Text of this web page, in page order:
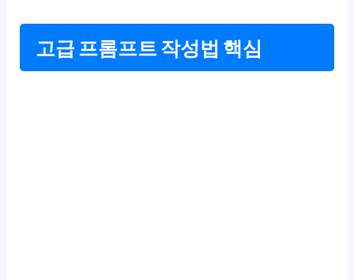
고급 프롬프트 작성법 핵심